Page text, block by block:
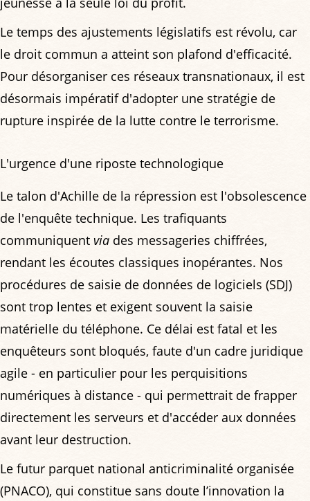
Le temps des ajustements législatifs est révolu, car
le droit commun a atteint son plafond d'efficacité.
Pour désorganiser ces réseaux transnationaux, il est
désormais impératif d'adopter une stratégie de
rupture inspirée de la lutte contre le terrorisme.
L'urgence d'une riposte technologique
Le talon d'Achille de la répression est l'obsolescence
de l'enquête technique. Les trafiquants
communiquent via des messageries chiffrées,
rendant les écoutes classiques inopérantes. Nos
procédures de saisie de données de logiciels (SDJ)
sont trop lentes et exigent souvent la saisie
matérielle du téléphone. Ce délai est fatal et les
enquêteurs sont bloqués, faute d'un cadre juridique
agile - en particulier pour les perquisitions
numériques à distance - qui permettrait de frapper
directement les serveurs et d'accéder aux données
avant leur destruction.
Le futur parquet national anticriminalité organisée
(PNACO), qui constitue sans doute l’innovation la